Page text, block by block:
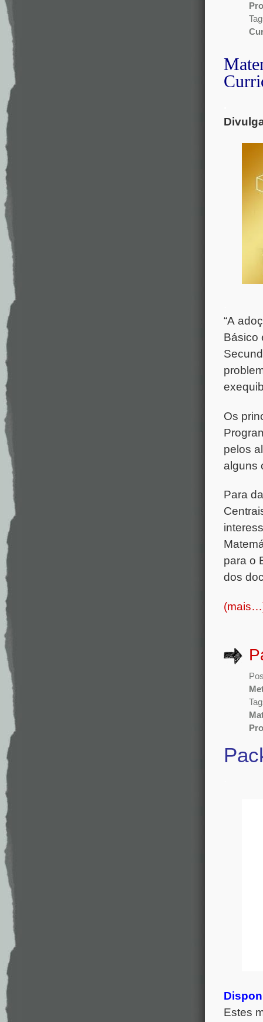
“A
Básico
Os
pelos
alguns
Para
para o
dos
Estes